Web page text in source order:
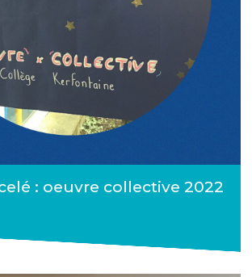
: oeuvre collective 2022